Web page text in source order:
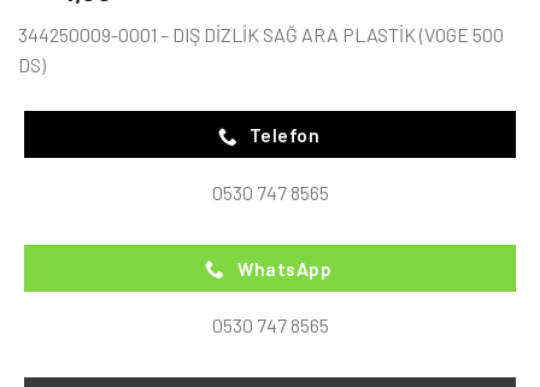
344250009-0001 – DIŞ DİZLİK SAĞ ARA PLASTİK (VOGE 500
DS)
Telefon
0530 747 8565
WhatsApp
0530 747 8565